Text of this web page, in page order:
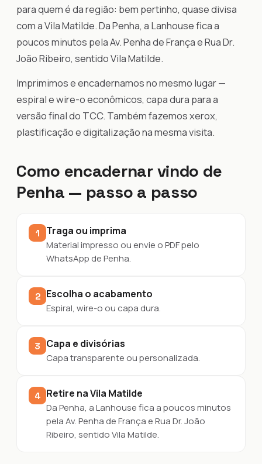
para quem é da região: bem pertinho, quase divisa
com a Vila Matilde. Da Penha, a Lanhouse fica a
poucos minutos pela Av. Penha de França e Rua Dr.
João Ribeiro, sentido Vila Matilde.
Imprimimos e encadernamos no mesmo lugar —
espiral e wire-o econômicos, capa dura para a
versão final do TCC. Também fazemos xerox,
plastificação e digitalização na mesma visita.
Como encadernar vindo de
Penha — passo a passo
1 Traga ou imprima
Material impresso ou envie o PDF pelo
WhatsApp de Penha.
2 Escolha o acabamento
Espiral, wire-o ou capa dura.
3 Capa e divisórias
Capa transparente ou personalizada.
4 Retire na Vila Matilde
Da Penha, a Lanhouse fica a poucos minutos
pela Av. Penha de França e Rua Dr. João
Ribeiro, sentido Vila Matilde.